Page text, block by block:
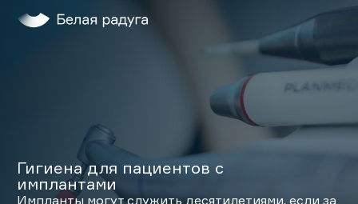
Лечение во сне
Клиники
Гигиена для пациентов с
имплантами
Импланты могут служить десятилетиями, если за